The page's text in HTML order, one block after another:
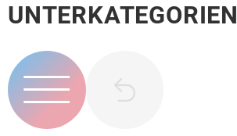
UNTERKATEGORIEN